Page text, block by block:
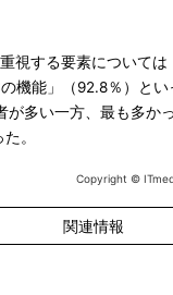
視する要素については
機能」（92.8％）と
が多い一方、最も多か
。
Copyright ©
関連情報